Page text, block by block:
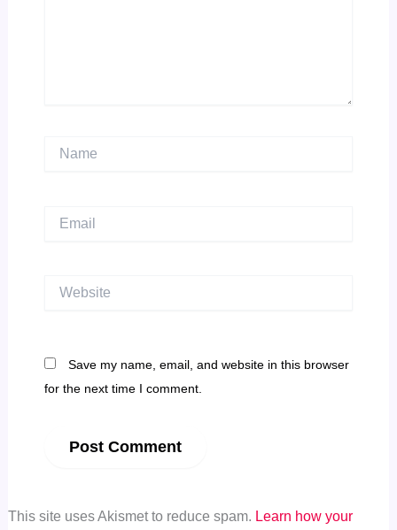
Website
Save my name, email, and website in this browser
for the next time I comment.
This site uses Akismet to reduce spam. Learn how your